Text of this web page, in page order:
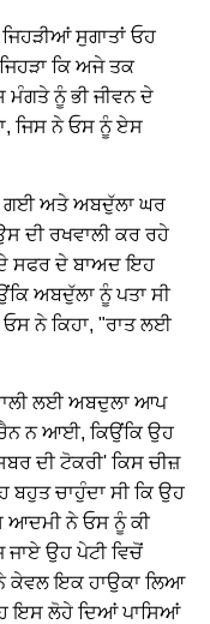
ਸੁਗਾਤਾਂ ਓਹ
ਕਿ ਅਜੇ ਤਕ
ਮੰਗਤੇ ਨੂੰ ਭੀ ਜੀਵਨ ਦੇ
ਜਿਸ ਨੇ ਓਸ ਨੂੰ ਏਸ
ਗਈ ਅਤੇ ਅਬਦੁੱਲਾ ਘਰ
ਦੀ ਰਖਵਾਲੀ ਕਰ ਰਹੇ
ਦੇ ਸਫਰ ਦੇ ਬਾਅਦ ਇਹ
ਅਬਦੁੱਲਾ ਨੂੰ ਪਤਾ ਸੀ
ਓਸ ਨੇ ਕਿਹਾ, "ਰਾਤ ਲਈ
ਲਈ ਅਬਦੁਲਾ ਆਪ
ਨ ਆਈ, ਕਿਉਂਕਿ ਉਹ
ਦੀ ਟੋਕਰੀ' ਕਿਸ ਚੀਜ਼
ਚਾਹੁੰਦਾ ਸੀ ਕਿ ਉਹ
ਆਦਮੀ ਨੇ ਓਸ ਨੂੰ ਕੀ
ਜਾਏ ਉਹ ਪੇਟੀ ਵਿਚੋਂ
ਕੇਵਲ ਇਕ ਹਾਉਕਾ ਲਿਆ
ਇਸ ਲੋਹੇ ਦਿਆਂ ਪਾਸਿਆਂ